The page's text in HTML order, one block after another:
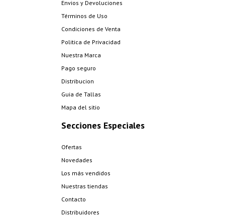
Envios y Devoluciones
Términos de Uso
Condiciones de Venta
Politica de Privacidad
Nuestra Marca
Pago seguro
Distribucion
Guia de Tallas
Mapa del sitio
Secciones Especiales
Ofertas
Novedades
Los más vendidos
Nuestras tiendas
Contacto
Distribuidores